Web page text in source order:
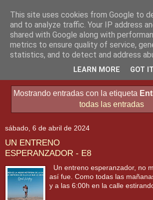
Mostrando entradas con la etiqueta
todas las entradas
sábado, 6 de abril de 2024
UN ENTRENO
ESPERANZADOR - E8
Un entreno esperanzador, no
así fue. Como todas las
y a las 6:00h en la calle
This site uses cookies from Google to
and to analyze traffic. Your IP address
shared with Google along with
metrics to ensure quality of service,
statistics, and to detect and address
LEARN MORE GOT IT